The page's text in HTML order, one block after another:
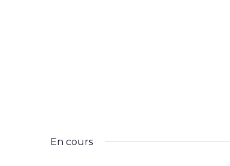
En cours